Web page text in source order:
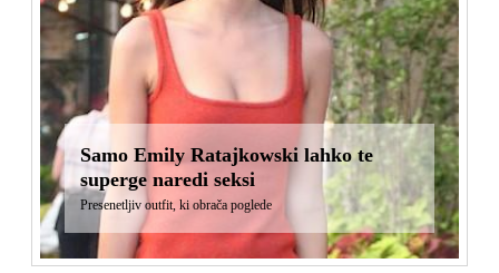
Samo Emily Ratajkowski lahko te
superge naredi seksi
Presenetljiv outfit, ki obrača poglede